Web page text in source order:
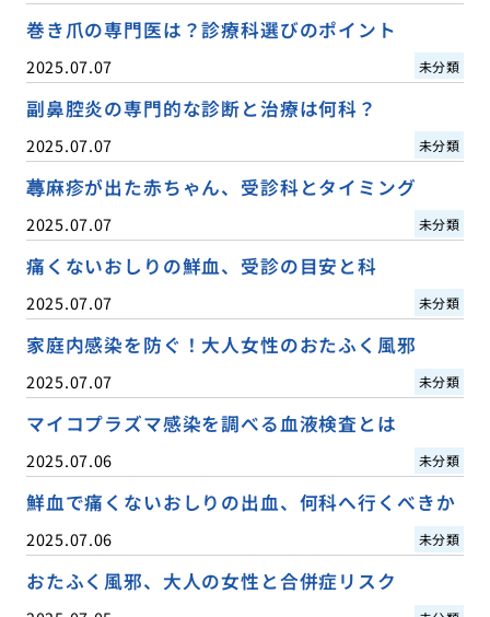
巻き爪の専門医は？診療科選びのポイント
2025.07.07 未分類
副鼻腔炎の専門的な診断と治療は何科？
2025.07.07 未分類
蕁麻疹が出た赤ちゃん、受診科とタイミング
2025.07.07 未分類
痛くないおしりの鮮血、受診の目安と科
2025.07.07 未分類
家庭内感染を防ぐ！大人女性のおたふく風邪
2025.07.07 未分類
マイコプラズマ感染を調べる血液検査とは
2025.07.06 未分類
鮮血で痛くないおしりの出血、何科へ行くべきか
2025.07.06 未分類
おたふく風邪、大人の女性と合併症リスク